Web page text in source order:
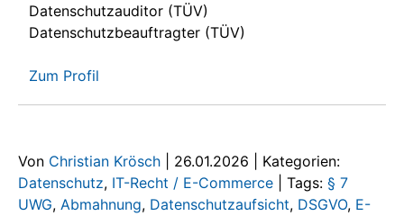
Datenschutzauditor (TÜV)
Datenschutzbeauftragter (TÜV)
Zum Profil
Von Christian Krösch 26.01.2026
Kategorien:
Datenschutz, IT-Recht / E-Commerce Tags: § 7
UWG, Abmahnung, Datenschutzaufsicht, DSGVO, E-